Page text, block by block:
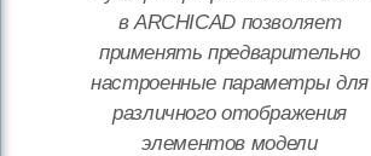
в ARCHICAD позволяет
применять предварительно
настроенные параметры для
различного отображения
элементов модели